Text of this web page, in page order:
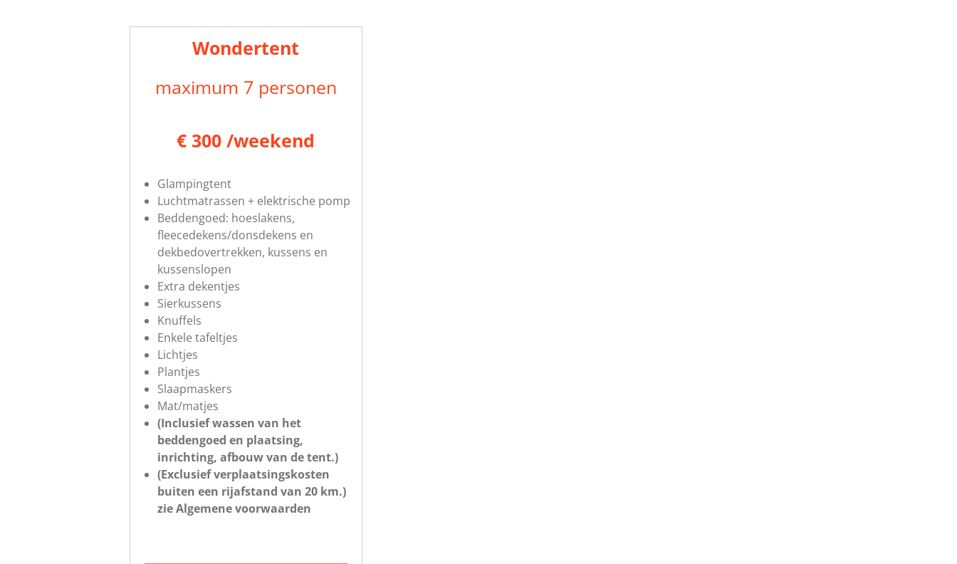
Wondertent
maximum 7 personen
€ 300 /weekend
Glampingtent
Luchtmatrassen + elektrische pomp
Beddengoed: hoeslakens,
fleecedekens/donsdekens en
dekbedovertrekken, kussens en
kussenslopen
Extra dekentjes
Sierkussens
Knuffels
Enkele tafeltjes
Lichtjes
Plantjes
Slaapmaskers
Mat/matjes
(Inclusief wassen van het
beddengoed en plaatsing,
inrichting, afbouw van de tent.)
(Exclusief verplaatsingskosten
buiten een rijafstand van 20 km.)
zie Algemene voorwaarden